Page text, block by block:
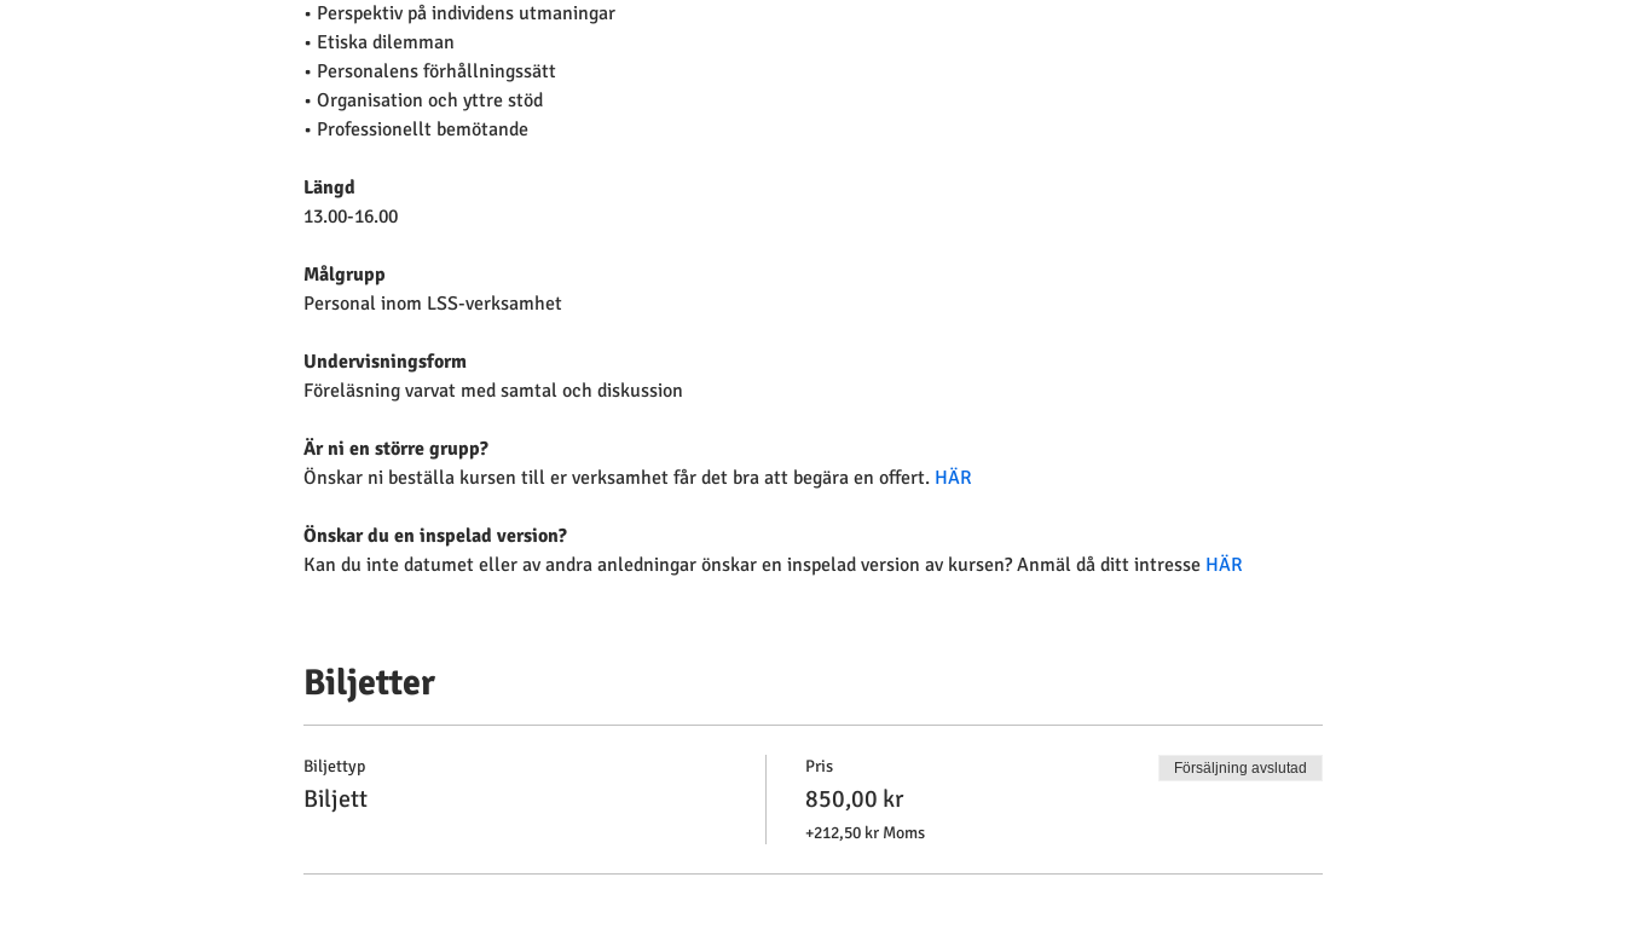
• Perspektiv på individens utmaningar
• Etiska dilemman
• Personalens förhållningssätt
• Organisation och yttre stöd
• Professionellt bemötande
Längd
13.00-16.00
Målgrupp
Personal inom LSS-verksamhet
Undervisningsform
Föreläsning varvat med samtal och diskussion
Är ni en större grupp?
Önskar ni beställa kursen till er verksamhet får det bra att begära en offert. HÄR
Önskar du en inspelad version?
Kan du inte datumet eller av andra anledningar önskar en inspelad version av kursen? Anmäl då ditt intresse HÄR
Biljetter
Biljettyp
Biljett
Pris
850,00 kr
+212,50 kr Moms
Försäljning avslutad